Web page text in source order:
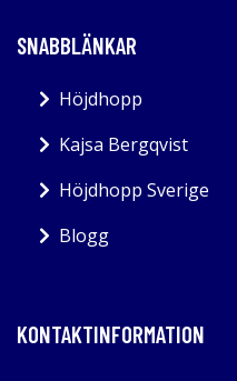
SNABBLÄNKAR
Höjdhopp
Kajsa Bergqvist
Höjdhopp Sverige
Blogg
KONTAKTINFORMATION